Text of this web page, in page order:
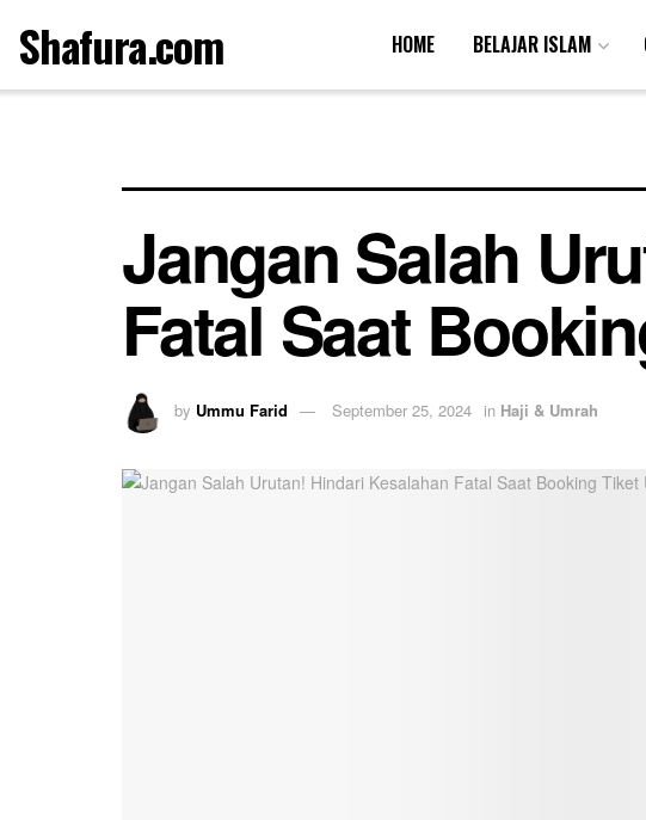
Shafura.com HOME BELAJAR ISLAM
Jangan Salah
Fatal Saat
by Ummu Farid September 25, 2024 in Haji & Umrah